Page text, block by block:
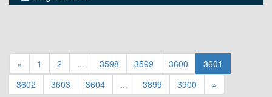
« 1 2 ... 3598 3599 3600
3601
3602
3603 3604 ... 3899 3900 »